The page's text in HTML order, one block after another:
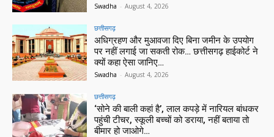
Swadha - August 4, 2026
छत्तीसगढ़
अधिग्रहण और मुआवजा दिए बिना जमीन के उपयोग
पर नहीं लगाई जा सकती रोक… छत्तीसगढ़ हाईकोर्ट ने
क्यों कहा ऐसा जानिए…
Swadha - August 4, 2026
छत्तीसगढ़
‘सोने की बाली कहां है’, लाल कपड़े में नारियल बांधकर
पहुंची टीचर, स्कूली बच्चों को डराया, नहीं बताया तो
बीमार हो जाओगे…